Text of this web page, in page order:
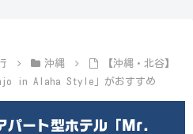
沖縄
【沖縄・北谷】
in Alaha Style」がおすすめ
パート型ホテル「Mr.